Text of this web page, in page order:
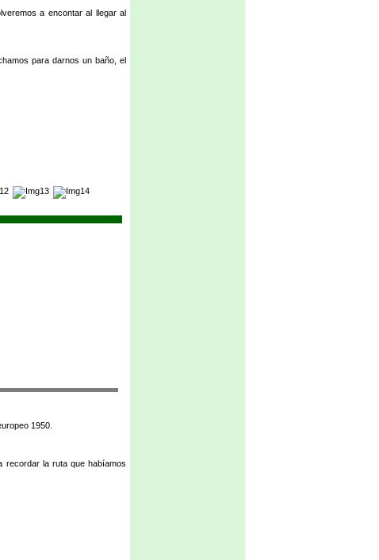
a encontar al llegar al
para darnos un baño, el
1950.
recordar la ruta que habíamos